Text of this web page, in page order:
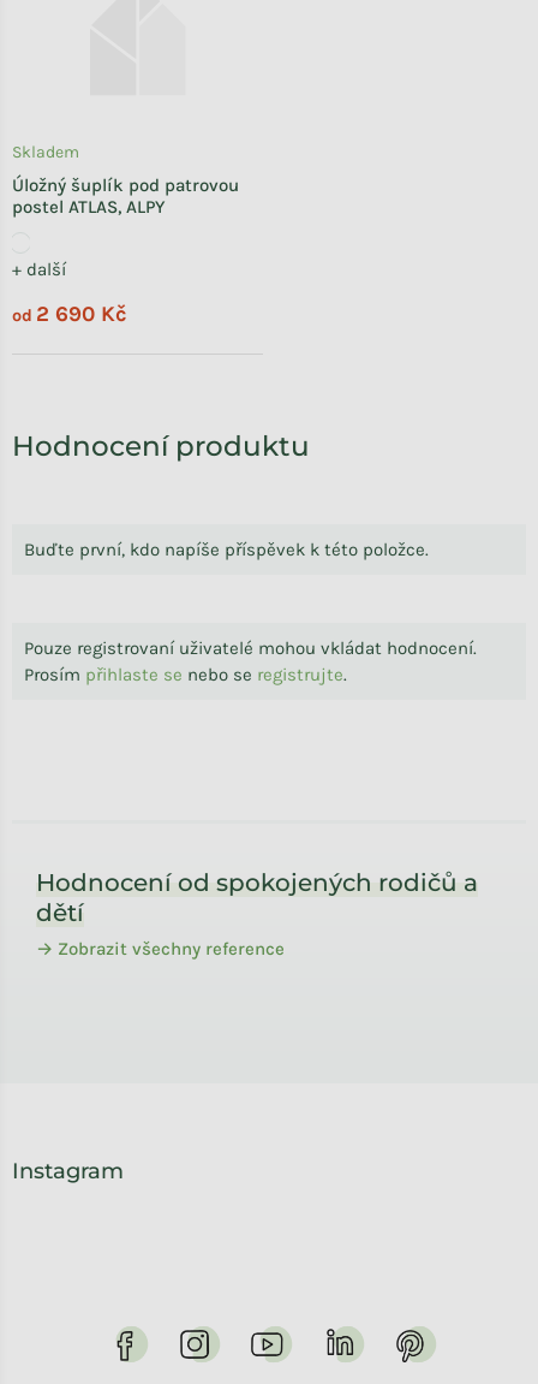
Hodnocení produktu
Buďte první, kdo napíše příspěvek k této položce.
Pouze registrovaní uživatelé mohou vkládat hodnocení.
Prosím přihlaste se nebo se registrujte.
Výpis hodnocení
Úložný šuplík pod patrovou
postel ATLAS, ALPY
+ další
Skladem
od 2 690 Kč
Hodnocení od spokojených rodičů a
dětí
→ Zobrazit všechny reference
Instagram